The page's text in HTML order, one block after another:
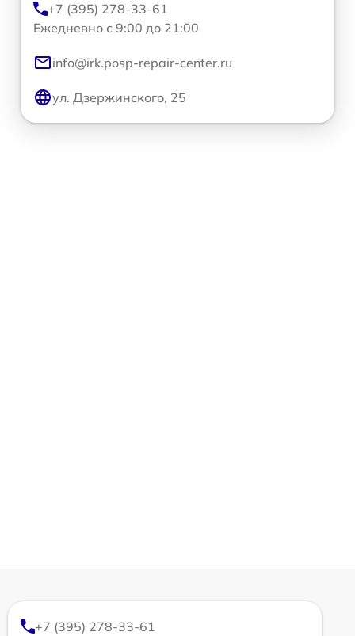
+7 (395) 278-33-61
Ежедневно с 9:00 до 21:00
info@irk.posp-repair-center.ru
ул. Дзержинского, 25
+7 (395) 278-33-61